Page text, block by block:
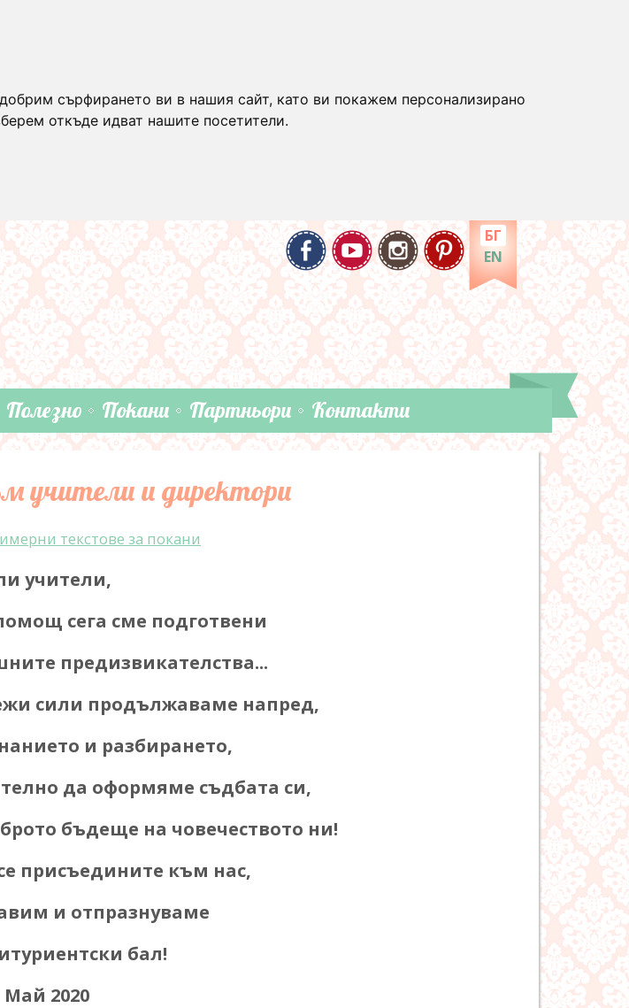
сърфирането ви в нашия сайт, като ви покажем персонализирано
откъде идват нашите посетители.
Полезно Покани Партньори Контакти
БГ
EN
учители и директори
текстове за покани
учители,
сега сме подготвени
предизвикателства...
сили продължаваме напред,
и разбирането,
да оформяме съдбата си,
бъдеще на човечеството ни!
присъедините към нас,
и отпразнуваме
бал!
Май 2020